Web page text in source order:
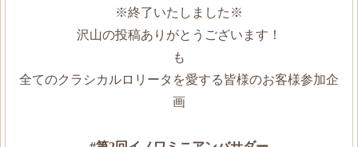
※終了いたしました※
沢山の投稿ありがとうございます！
も
全てのクラシカルロリータを愛する皆様のお客様参加企
画